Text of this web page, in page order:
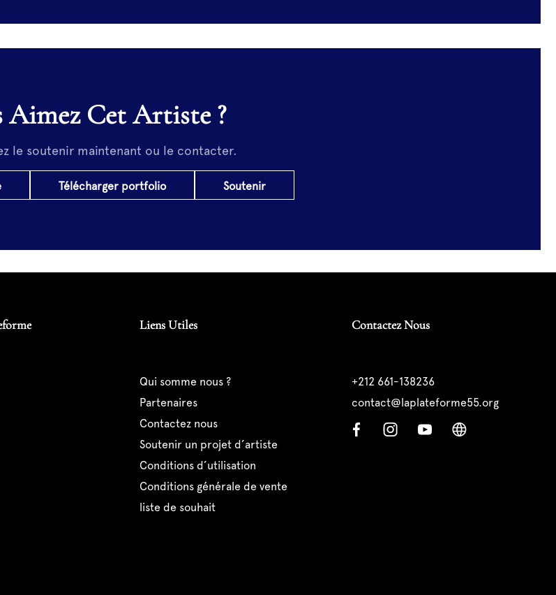
Aimez Cet Artiste ?
le soutenir maintenant ou le contacter.
Télécharger portfolio Soutenir
Liens Utiles
qui somme nous ?
partenaires
contactez nous
soutenir un projet d’artiste
conditions d’utilisation
conditions générale de vente
liste de souhait
Contactez Nous
+212 661-138236
contact@laplateforme55.org